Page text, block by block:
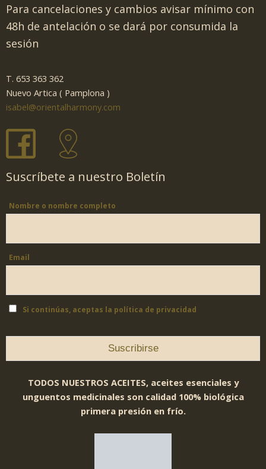
Para cancelaciones y cambios avisar mínimo con
48h de antelación o se dará por consumida la
sesión
T. 653 363 362
Nuevo Artica ( Pamplona )
isabel@orientalharmony.com
Suscríbete a nuestro Boletín
Nombre o nombre completo
Email
Si continúas, aceptas la política de privacidad
TODOS NUESTROS ACEITES, aceites esenciales y
unguentos medicinales son calidad 100% biológica
primera presión en frío.